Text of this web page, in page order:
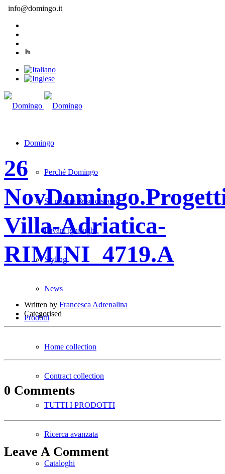
info@domingo.it
Domingo
Perché Domingo
Su misura & su disegno
Divani ignifughi
Styling
News
Prodotti
Home collection
Contract collection
TUTTI I PRODOTTI
Ricerca avanzata
Cataloghi
26
Nov
Villa-Adriatica-
RIMINI_4719.A
Written by Francesca Adrenalina
Categorised
0 Comments
Leave A Comment